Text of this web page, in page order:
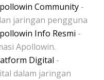
Community -
jaringan pengguna
Info Resmi -
Apollowin.
Digital -
dalam jaringan